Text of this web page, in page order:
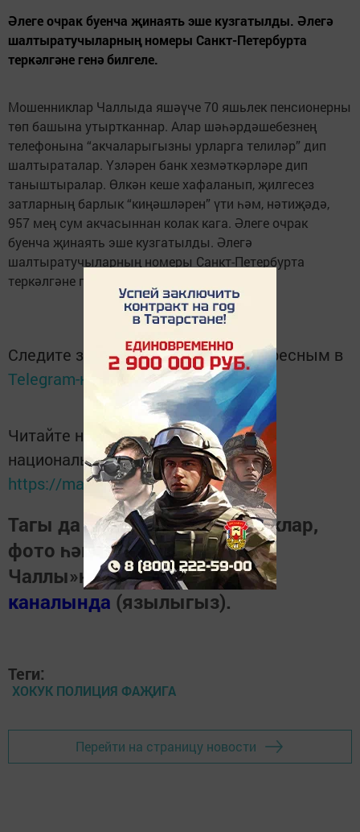
Әлеге очрак буенча җинаять эше кузгатылды. Әлегә
шалтыратучыларның номеры Санкт-Петербурта
теркәлгәне генә билгеле.
Мошенниклар Чаллыда яшәүче 70 яшьлек пенсионерны
төп башына утыртканнар. Алар шәһәрдәшебезнең
телефонына “акчаларыгызны урларга телиләр” дип
шалтыраталар. Үзләрен банк хезмәткәрләре дип
таныштыралар. Өлкән кеше хафаланып, җилгесез
затларның барлык “киңәшләрен” үти һәм, нәтиҗәдә,
957 мең сум акчасыннан колак кага. Әлеге очрак
буенча җинаять эше кузгатылды. Әлегә
шалтыратучыларның номеры Санкт-Петербурта
теркәлгәне генә билгеле.
Следите за самым важным и интересным в
Telegram-канале
Татмедиа
Читайте новости Татарстана в
национальном мессенджере MАХ:
https://max.ru/tatmedia
Тагы да кызыклырак яңалыклар,
фото һәм видеолар «Шәһри
Чаллы»ныңMAX
каналында (язылыгыз).
Теги:
ХОКУК ПОЛИЦИЯ ФАҖИГА
Перейти на страницу новости